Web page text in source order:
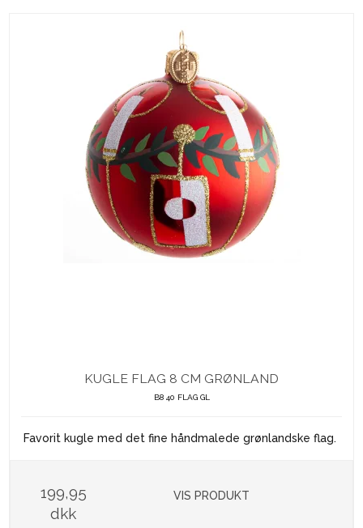
KUGLE FLAG 8 CM GRØNLAND
B8 40 FLAG GL
Favorit kugle med det fine håndmalede grønlandske flag.
199,95
dkk
VIS PRODUKT